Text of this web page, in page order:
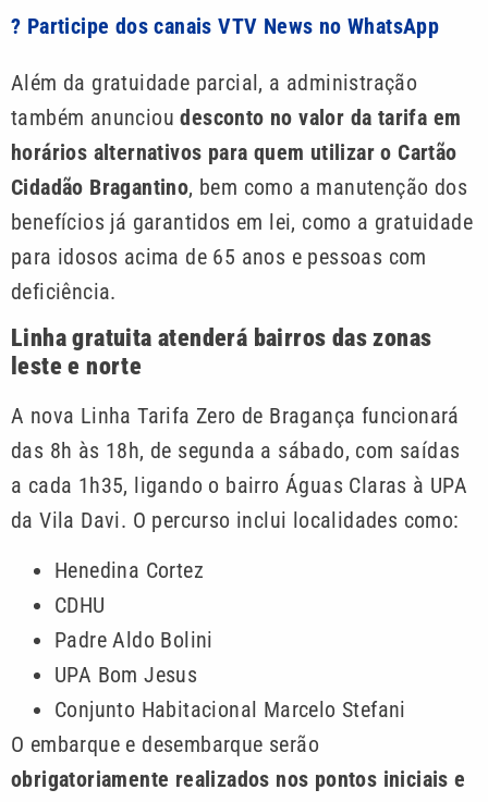
? Participe dos canais VTV News no WhatsApp
Além da gratuidade parcial, a administração
também anuncioudesconto no valor da tarifa em
horários alternativos para quem utilizar o Cartão
Cidadão Bragantino, bem como a manutenção dos
benefícios já garantidos em lei, como a gratuidade
para idosos acima de 65 anos e pessoas com
deficiência.
Linha gratuita atenderá bairros das zonas
leste e norte
A nova Linha Tarifa Zero de Bragança funcionará
das 8h às 18h, de segunda a sábado, com saídas
a cada 1h35, ligando o bairro Águas Claras à UPA
da Vila Davi. O percurso inclui localidades como:
Henedina Cortez
CDHU
Padre Aldo Bolini
UPA Bom Jesus
Conjunto Habitacional Marcelo Stefani
O embarque e desembarque serão
obrigatoriamente realizados nos pontos iniciais e